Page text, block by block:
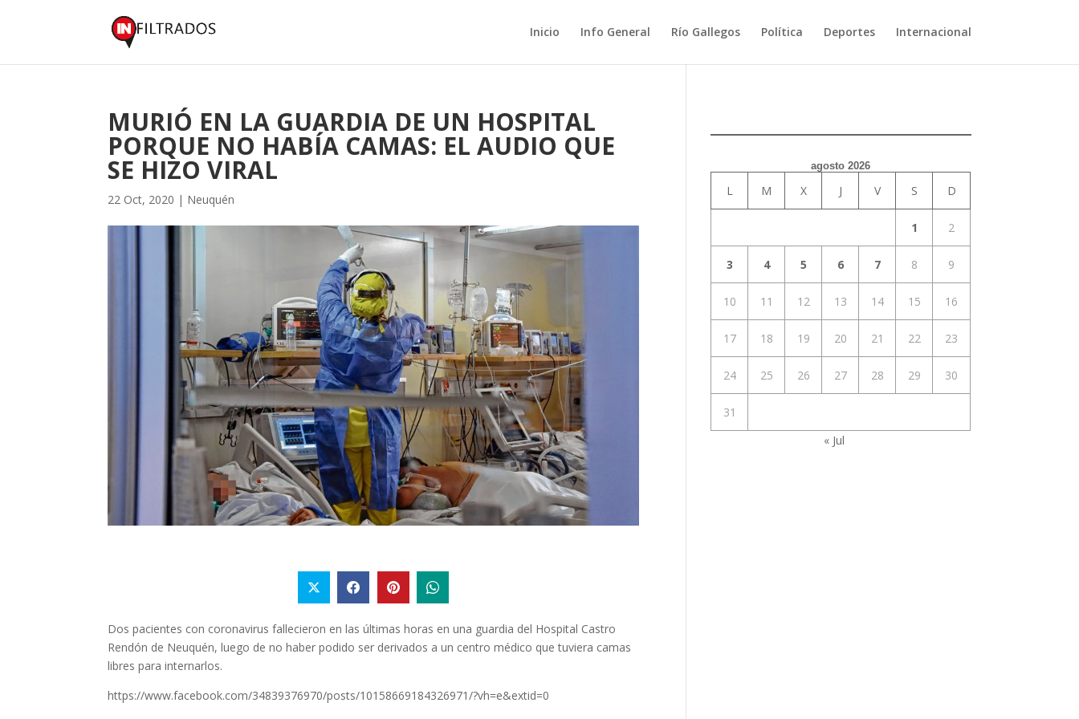
Inicio Info General Río Gallegos Política Deportes Internacional
MURIÓ EN LA GUARDIA DE UN HOSPITAL
PORQUE NO HABÍA CAMAS: EL AUDIO QUE
SE HIZO VIRAL
22 Oct, 2020 | Neuquén
Dos pacientes con coronavirus fallecieron en las últimas horas en una guardia del Hospital Castro
Rendón de Neuquén, luego de no haber podido ser derivados a un centro médico que tuviera camas
libres para internarlos.
https://www.facebook.com/34839376970/posts/10158669184326971/?vh=e&extid=0
agosto 2026
L M X J V S D
1 2
3 4 5 6 7 8 9
10 11 12 13 14 15 16
17 18 19 20 21 22 23
24 25 26 27 28 29 30
31
« Jul